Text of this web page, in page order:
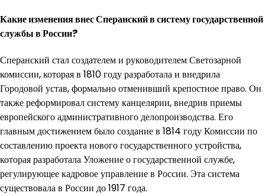
Какие изменения внес Сперанский в систему государственной
службы в России?
Сперанский стал создателем и руководителем Светозарной
комиссии, которая в 1810 году разработала и внедрила
Городовой устав, формально отменивший крепостное право. Он
также реформировал систему канцелярии, внедрив приемы
европейского административного делопроизводства. Его
главным достижением было создание в 1814 году Комиссии по
составлению проекта нового государственного устройства,
которая разработала Уложение о государственной службе,
регулирующее кадровое управление в России. Эта система
существовала в России до 1917 года.